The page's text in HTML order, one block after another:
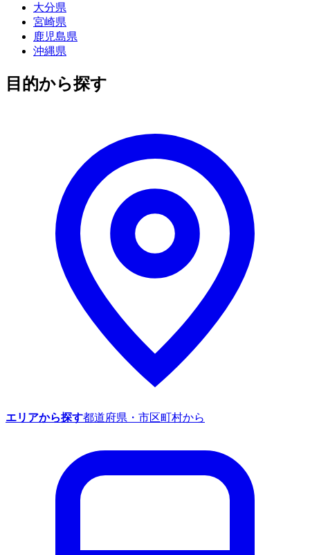
大分県
宮崎県
鹿児島県
沖縄県
目的から探す
エリアから探す都道府県・市区町村から